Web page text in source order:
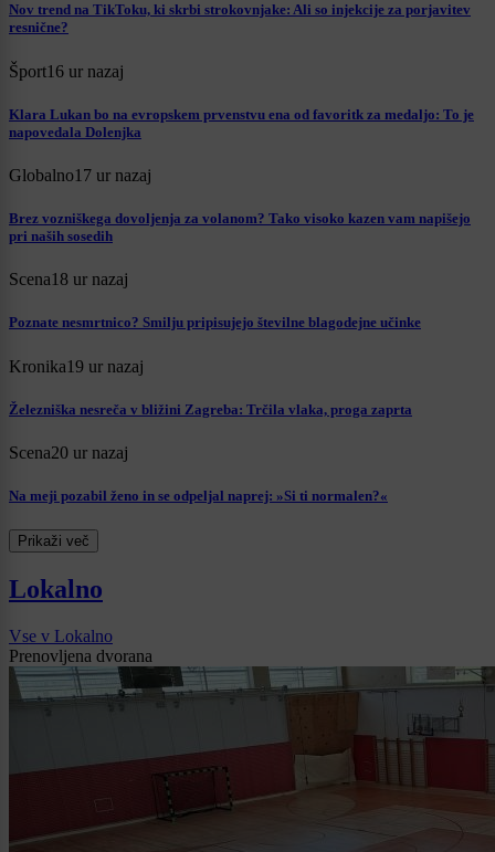
Nov trend na TikToku, ki skrbi strokovnjake: Ali so injekcije za porjavitev
resnične?
Šport16 ur nazaj
Klara Lukan bo na evropskem prvenstvu ena od favoritk za medaljo: To je
napovedala Dolenjka
Globalno17 ur nazaj
Brez vozniškega dovoljenja za volanom? Tako visoko kazen vam napišejo
pri naših sosedih
Scena18 ur nazaj
Poznate nesmrtnico? Smilju pripisujejo številne blagodejne učinke
Kronika19 ur nazaj
Železniška nesreča v bližini Zagreba: Trčila vlaka, proga zaprta
Scena20 ur nazaj
Na meji pozabil ženo in se odpeljal naprej: »Si ti normalen?«
Prikaži več
Lokalno
Vse v Lokalno
Prenovljena dvorana